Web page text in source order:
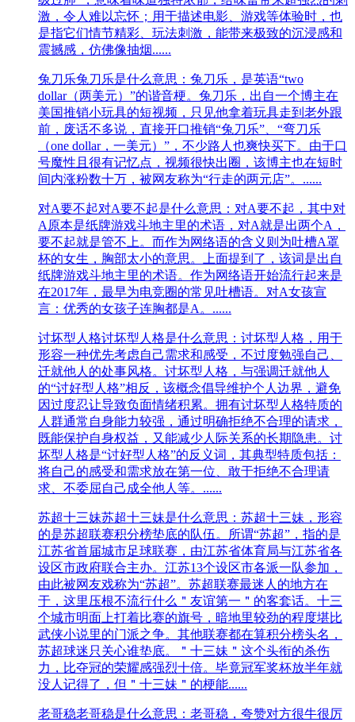
激，令人难以忘怀；用于描述电影、游戏等体验时，也
是指它们情节精彩、玩法刺激，能带来极致的沉浸感和
震撼感，仿佛像抽烟......
兔刀乐兔刀乐是什么意思：兔刀乐，是英语“two
dollar（两美元）”的谐音梗。兔刀乐，出自一个博主在
美国推销小玩具的短视频，只见他拿着玩具走到老外跟
前，废话不多说，直接开口推销“兔刀乐”、“弯刀乐
（one dollar，一美元）”，不少路人也爽快买下。由于口
号魔性且很有记忆点，视频很快出圈，该博主也在短时
间内涨粉数十万，被网友称为“行走的两元店”。......
对A要不起对A要不起是什么意思：对A要不起，其中对
A原本是纸牌游戏斗地主里的术语，对A就是出两个A，
要不起就是管不上。而作为网络语的含义则为吐槽A罩
杯的女生，胸部太小的意思。上面提到了，该词是出自
纸牌游戏斗地主里的术语。作为网络语开始流行起来是
在2017年，最早为电竞圈的常见吐槽语。对A女孩宣
言：优秀的女孩子连胸都是A。......
讨坏型人格讨坏型人格是什么意思：讨坏型人格，用于
形容一种优先考虑自己需求和感受，不过度勉强自己、
迁就他人的处事风格。讨坏型人格，与强调迁就他人
的“讨好型人格”相反，该概念倡导维护个人边界，避免
因过度忍让导致负面情绪积累。​拥有讨坏型人格特质的
人群通常自身能力较强，通过明确拒绝不合理的请求，
既能保护自身权益，又能减少人际关系的长期隐患。讨
坏型人格是“讨好型人格”的反义词，其典型特质包括：
将自己的感受和需求放在第一位、敢于拒绝不合理请
求、不委屈自己成全他人等。......
苏超十三妹苏超十三妹是什么意思：苏超十三妹，形容
的是苏超联赛积分榜垫底的队伍。所谓“苏超”，指的是
江苏省首届城市足球联赛，由江苏省体育局与江苏省各
设区市政府联合主办。江苏13个设区市各派一队参加，
由此被网友戏称为“苏超”。苏超联赛最迷人的地方在
于，这里压根不流行什么＂友谊第一＂的客套话。十三
个城市明面上打着比赛的旗号，暗地里较劲的程度堪比
武侠小说里的门派之争。其他联赛都在算积分榜头名，
苏超球迷只关心谁垫底。＂十三妹＂这个头衔的杀伤
力，比夺冠的荣耀感强烈十倍。毕竟冠军奖杯放半年就
没人记得了，但＂十三妹＂的梗能......
老哥稳老哥稳是什么意思：老哥稳，夸赞对方很牛很厉